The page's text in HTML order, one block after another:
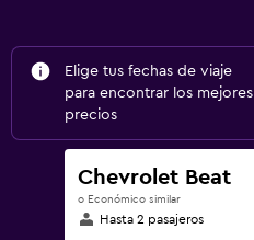
Elige tus fechas de viaje
para encontrar los mejores
precios
Chevrolet Beat
o Económico similar
Hasta 2 pasajeros